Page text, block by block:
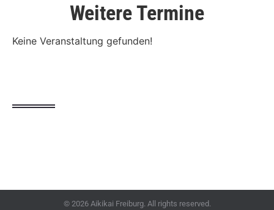
Weitere Termine
Keine Veranstaltung gefunden!
© 2026 Aikikai Freiburg. All rights reserved.